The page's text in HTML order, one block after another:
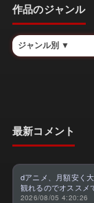
作品のジャンル
最新コメント
dアニメ、月額安く
観れるのでオススメ
2026/08/05 4:20:26